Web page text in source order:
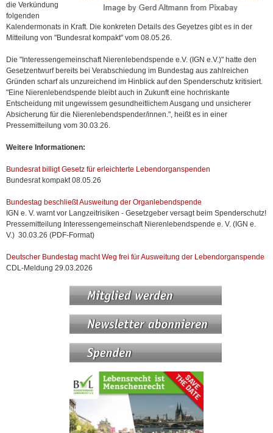
die Verkündung
folgenden
Kalendermonats in Kraft. Die konkreten Details des Geyetzes gibt es in der
Mitteilung von "Bundesrat kompakt" vom 08.05.26.
Die "Interessengemeinschaft Nierenlebendspende e.V. (IGN e.V.)" hatte den
Gesetzentwurf bereits bei Verabschiedung im Bundestag aus zahlreichen
Gründen scharf als unzureichend im Hinblick auf den Spenderschutz kritisiert.
"Eine Nierenlebendspende bleibt auch in Zukunft eine hochriskante
Entscheidung mit ungewissem gesundheitlichem Ausgang und unsicherer
Absicherung für die Nierenlebendspender/innen.", heißt es in einer
Pressemitteilung vom 30.03.26.
Weitere Informationen:
Bundesrat billigt Gesetz für erleichterte Lebendorganspenden
Bundesrat kompakt 08.05.26
Bundestag beschließt Ausweitung der Organlebendspende
IGN e. V. warnt vor Langzeitrisiken - Gesetzgeber versagt beim Spenderschutz!
Pressemitteilung Interessengemeinschaft Nierenlebendspende e. V. (IGN e.
V.) 30.03.26 (PDF-Format)
Deutscher Bundestag macht Weg frei für Ausweitung der Lebendorganspende
CDL-Meldung 29.03.2026